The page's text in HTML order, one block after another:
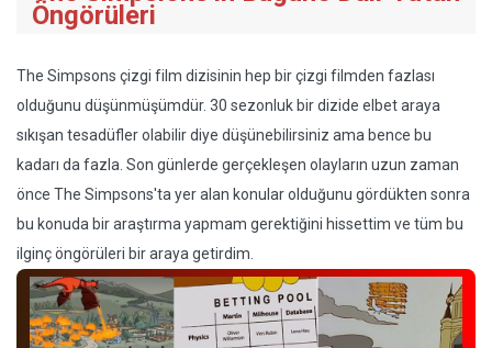
Öngörüleri
The Simpsons çizgi film dizisinin hep bir çizgi filmden fazlası
olduğunu düşünmüşümdür. 30 sezonluk bir dizide elbet araya
sıkışan tesadüfler olabilir diye düşünebilirsiniz ama bence bu
kadarı da fazla. Son günlerde gerçekleşen olayların uzun zaman
önce The Simpsons'ta yer alan konular olduğunu gördükten sonra
bu konuda bir araştırma yapmam gerektiğini hissettim ve tüm bu
ilginç öngörüleri bir araya getirdim.